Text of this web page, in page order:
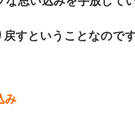
すということなのです
み